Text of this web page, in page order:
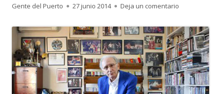
Autor
Gente del Puerto
Publicado
27 junio 2014 Deja un comentario